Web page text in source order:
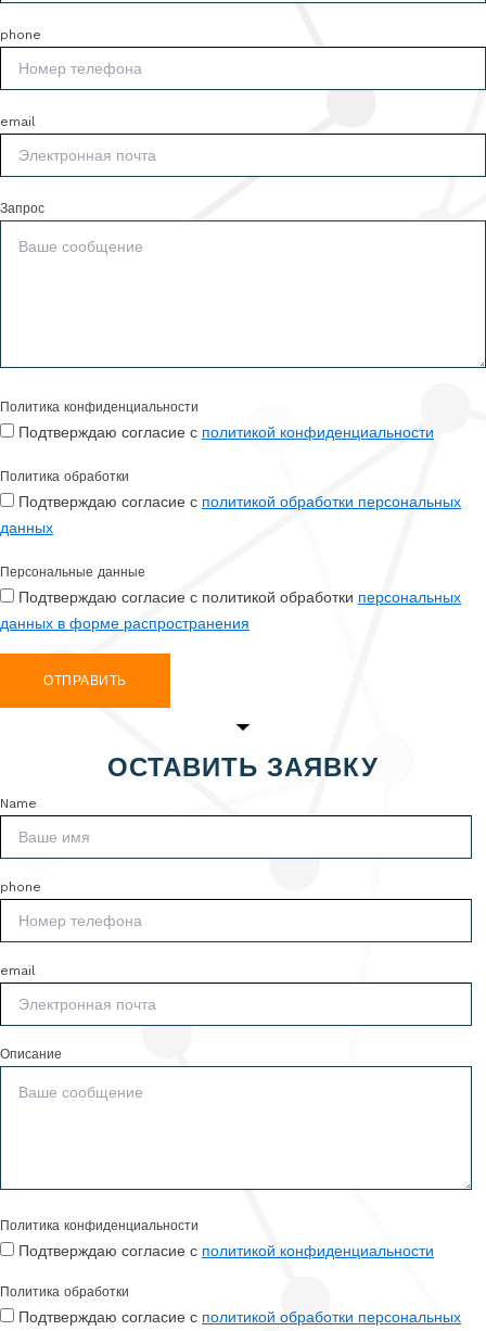
phone
email
Запрос
Политика конфиденциальности
Подтверждаю согласие с политикой конфиденциальности
Политика обработки
Подтверждаю согласие с политикой обработки персональных
данных
Персональные данные
Подтверждаю согласие с политикой обработки персональных
данных в форме распространения
ОТПРАВИТЬ
ОСТАВИТЬ ЗАЯВКУ
Name
phone
email
Описание
Политика конфиденциальности
Подтверждаю согласие с политикой конфиденциальности
Политика обработки
Подтверждаю согласие с политикой обработки персональных